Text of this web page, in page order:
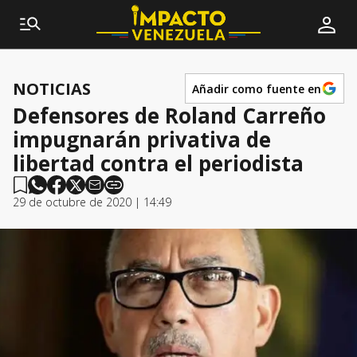
NOTICIAS Añadir como fuente en
Defensores de Roland Carreño
impugnarán privativa de
libertad contra el periodista
29 de octubre de 2020 | 14:49